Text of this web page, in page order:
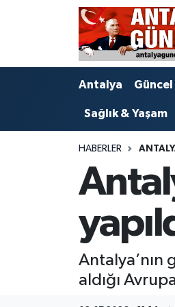
Antalya Güncel
Sağlık & Yaşam
HABERLER
Antalya’nın
aldığı
Antalya
Bilim & Teknoloji
EĞİTİM
Ekonomi
Antalya Nöbetçi
Antalya Hava Durumu
Antalya Namaz Vakitleri
Süper Lig Puan Durumu
Tüm Manşetler
Son Dakika Haberleri